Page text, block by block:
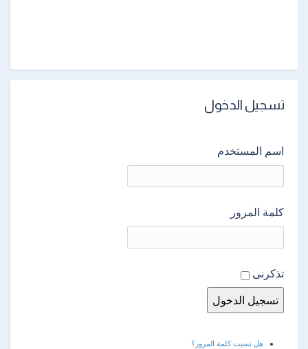
تسجيل الدخول
اسم المستخدم
كلمة المرور
تذكرنى
هل نسيت كلمة المرور؟